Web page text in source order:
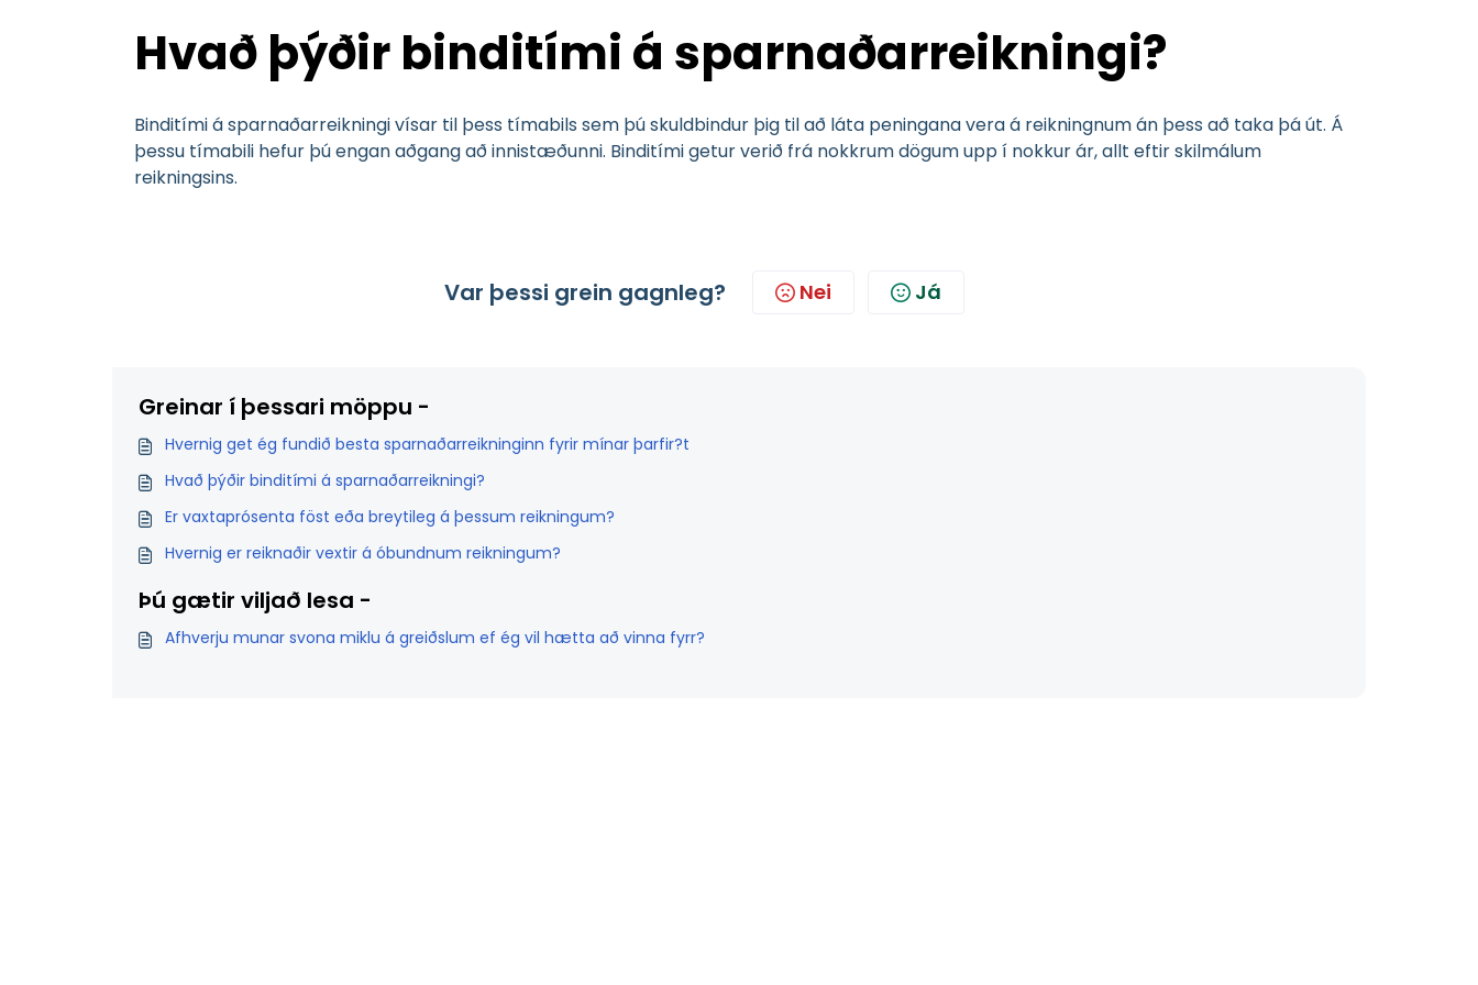
Hvað þýðir binditími á sparnaðarreikningi?
Binditími á sparnaðarreikningi vísar til þess tímabils sem þú skuldbindur þig til að láta peningana vera á reikningnum án þess að taka þá út. Á
þessu tímabili hefur þú engan aðgang að innistæðunni. Binditími getur verið frá nokkrum dögum upp í nokkur ár, allt eftir skilmálum
reikningsins.
Var þessi grein gagnleg? Nei Já
Greinar í þessari möppu -
Hvernig get ég fundið besta sparnaðarreikninginn fyrir mínar þarfir?t
Hvað þýðir binditími á sparnaðarreikningi?
Er vaxtaprósenta föst eða breytileg á þessum reikningum?
Hvernig er reiknaðir vextir á óbundnum reikningum?
Þú gætir viljað lesa -
Afhverju munar svona miklu á greiðslum ef ég vil hætta að vinna fyrr?